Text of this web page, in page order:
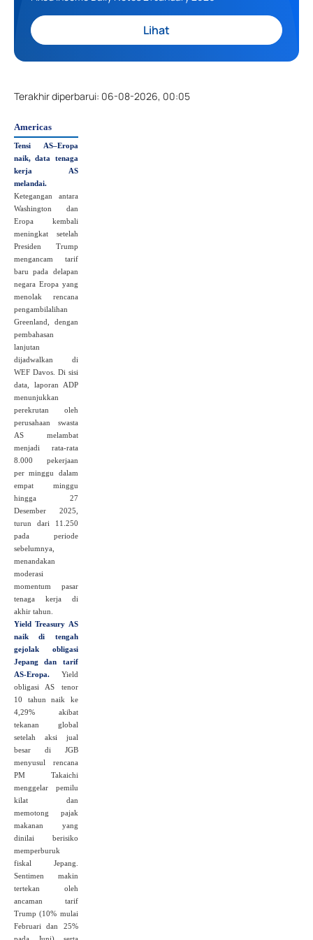
Lihat
Terakhir diperbarui: 06-08-2026, 00:05
Americas
Tensi AS–Eropa
naik, data tenaga
kerja AS
melandai.
Ketegangan antara
Washington dan
Eropa kembali
meningkat setelah
Presiden Trump
mengancam tarif
baru pada delapan
negara Eropa yang
menolak rencana
pengambilalihan
Greenland, dengan
pembahasan
lanjutan
dijadwalkan di
WEF Davos. Di sisi
data, laporan ADP
menunjukkan
perekrutan oleh
perusahaan swasta
AS melambat
menjadi rata‑rata
8.000 pekerjaan
per minggu dalam
empat minggu
hingga 27
Desember 2025,
turun dari 11.250
pada periode
sebelumnya,
menandakan
moderasi
momentum pasar
tenaga kerja di
akhir tahun.
Yield Treasury AS
naik di tengah
gejolak obligasi
Jepang dan tarif
AS‑Eropa.
Yield
obligasi AS tenor
10 tahun naik ke
4,29% akibat
tekanan global
setelah aksi jual
besar di JGB
menyusul rencana
PM Takaichi
menggelar pemilu
kilat dan
memotong pajak
makanan yang
dinilai berisiko
memperburuk
fiskal Jepang.
Sentimen makin
tertekan oleh
ancaman tarif
Trump (10% mulai
Februari dan 25%